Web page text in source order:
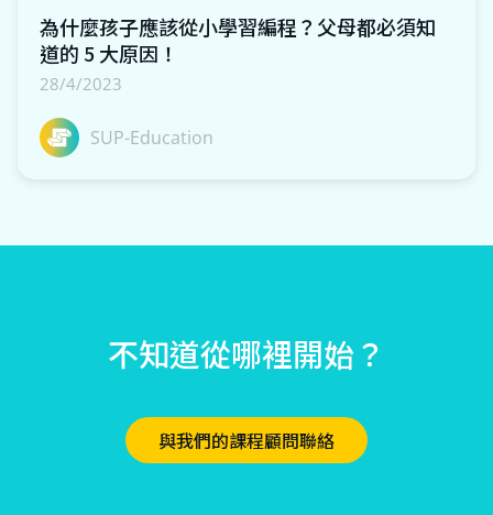
為什麼孩子應該從小學習編程？父母都必須知
道的 5 大原因！
28/4/2023
SUP-Education
不知道從哪裡開始？
與我們的課程顧問聯絡